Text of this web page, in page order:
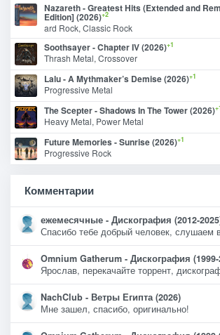
Nazareth - Greatest Hits (Extended and
Edition] (2026)+2
ard Rock, Classic Rock
Soothsayer - Chapter IV (2026)+1
Thrash Metal, Crossover
Lalu - A Mythmaker’s Demise (2026)+1
Progressive Metal
The Scepter - Shadows In The Tower (2026)
Heavy Metal, Power Metal
Future Memories - Sunrise (2026)+1
Progressive Rock
Комментарии
ежемесячные - Дискография (2012-
Спасибо тебе добрый человек, слушаем
Omnium Gatherum - Дискография (1999-
Ярослав, перекачайте торрент,
NachClub - Ветры Египта (2026)
Мне зашел, спасибо, оригинально!